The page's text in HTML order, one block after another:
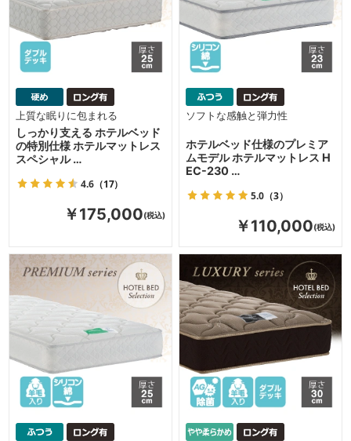
しっかり支える ホテルベッド
の特別仕様 ホテルマットレス
スペシャル …
4.6 （17）
上質な眠りに包まれる
￥175,000
ホテルベッド仕様のプレミア
ムモデル ホテルマットレス H
EC-230 …
5.0（3）
ソフトな感触と弾力性
￥110,000